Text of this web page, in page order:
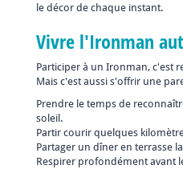
le décor de chaque instant.
Vivre l'Ironman
Participer à un Ironman, c'est
Mais c'est aussi s'offrir une
Prendre le temps de
soleil.
Partir courir quelques
Partager un dîner en terrasse
Respirer profondément avant